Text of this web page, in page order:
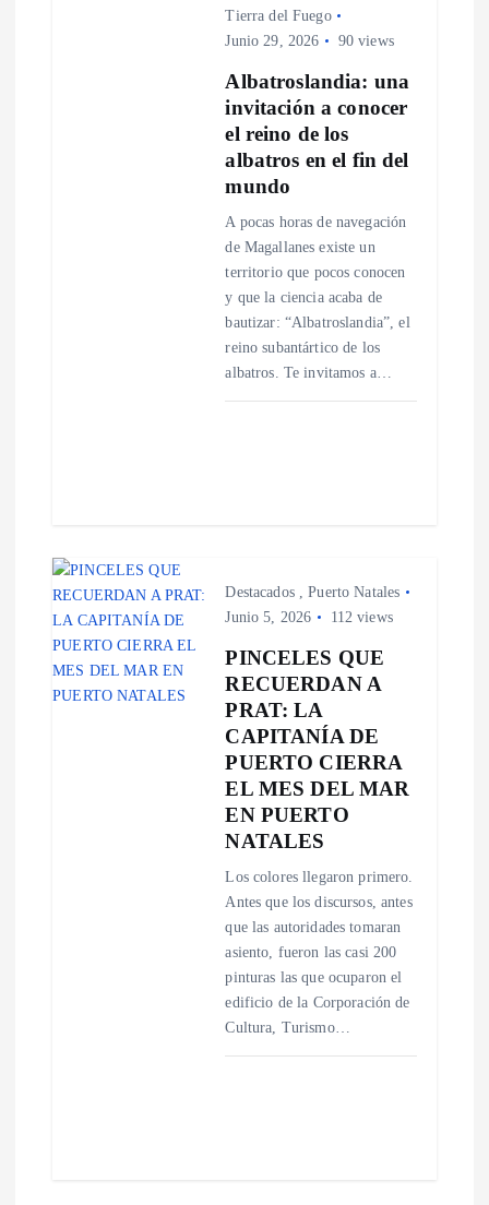
Tierra del Fuego
Junio 29, 2026
90 views
Albatroslandia: una
invitación a conocer
el reino de los
albatros en el fin del
mundo
A pocas horas de navegación
de Magallanes existe un
territorio que pocos conocen
y que la ciencia acaba de
bautizar: “Albatroslandia”, el
reino subantártico de los
albatros. Te invitamos a…
Destacados,Puerto Natales
Junio 5, 2026
112 views
PINCELES QUE
RECUERDAN A
PRAT: LA
CAPITANÍA DE
PUERTO CIERRA
EL MES DEL MAR
EN PUERTO
NATALES
Los colores llegaron primero.
Antes que los discursos, antes
que las autoridades tomaran
asiento, fueron las casi 200
pinturas las que ocuparon el
edificio de la Corporación de
Cultura, Turismo…